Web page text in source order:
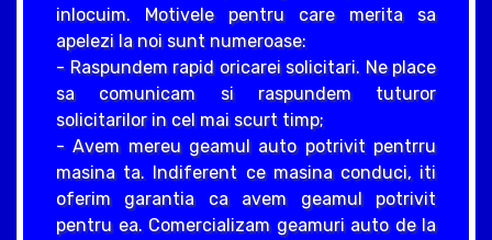
inlocuim. Motivele pentru care merita sa
apelezi la noi sunt numeroase:
- Raspundem rapid oricarei solicitari. Ne place
sa comunicam si raspundem tuturor
solicitarilor in cel mai scurt timp;
- Avem mereu geamul auto potrivit pentrru
masina ta. Indiferent ce masina conduci, iti
oferim garantia ca avem geamul potrivit
pentru ea. Comercializam geamuri auto de la